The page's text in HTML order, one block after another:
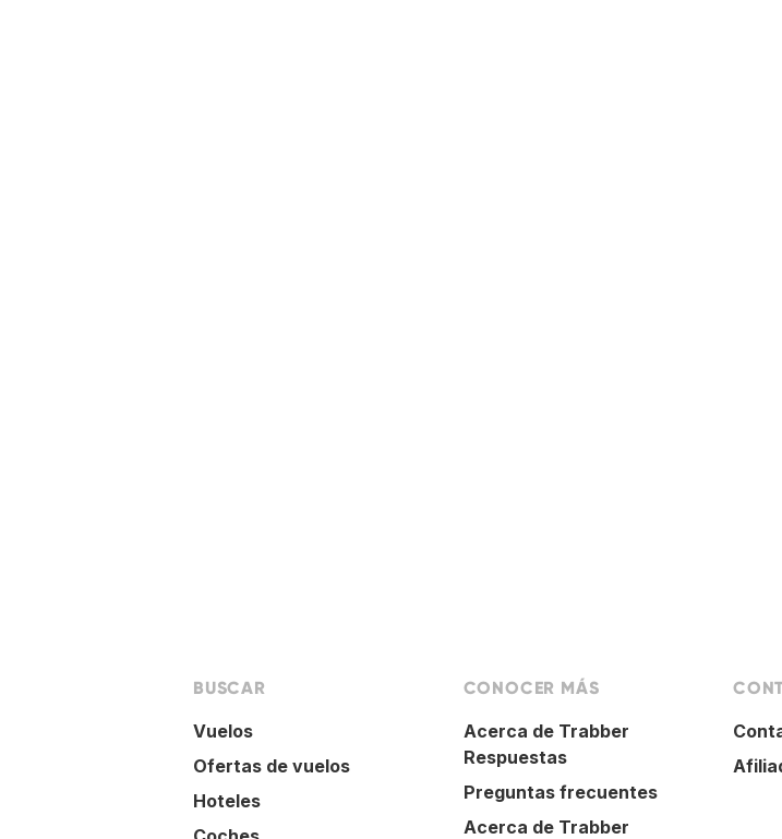
BUSCAR
Vuelos
Ofertas de vuelos
Hoteles
CONOCER MÁS
Acerca de Trabber
Respuestas
Preguntas frecuentes
Acerca de Trabber